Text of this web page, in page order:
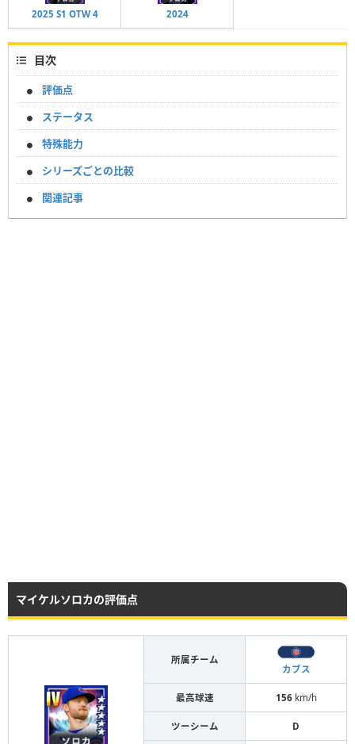
2025 S1 OTW 4 2024
目次
評価点
ステータス
特殊能力
シリーズごとの比較
関連記事
マイケルソロカの評価点
所属チーム
カブス
最高球速 156km/h
ツーシーム D